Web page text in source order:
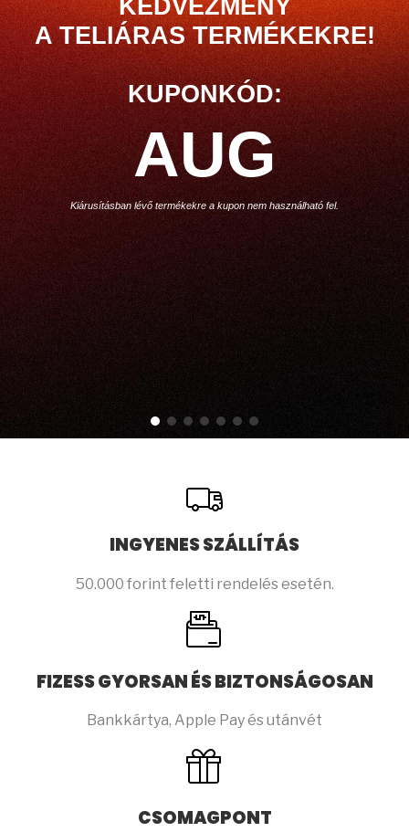
KEDVEZMÉNY
A TELIÁRAS TERMÉKEKRE!
KUPONKÓD:
AUG
Kiárusításban lévő termékekre a kupon nem használható fel.
INGYENES SZÁLLÍTÁS
50.000 forint feletti rendelés esetén.
FIZESS GYORSAN ÉS BIZTONSÁGOSAN
Bankkártya, Apple Pay és utánvét
CSOMAGPONT